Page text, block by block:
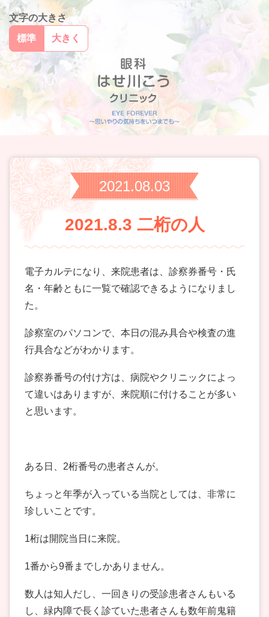
文字の大きさ
標準
大きく
2021.08.03
2021.8.3 二桁の人
電子カルテになり、来院患者は、診察券番号・氏
名・年齢ともに一覧で確認できるようになりまし
た。
診察室のパソコンで、本日の混み具合や検査の進
行具合などがわかります。
診察券番号の付け方は、病院やクリニックによっ
て違いはありますが、来院順に付けることが多い
と思います。
ある日、2桁番号の患者さんが。
ちょっと年季が入っている当院としては、非常に
珍しいことです。
1桁は開院当日に来院。
1番から9番までしかありません。
数人は知人だし、一回きりの受診患者さんもいる
し、緑内障で長く診ていた患者さんも数年前鬼籍